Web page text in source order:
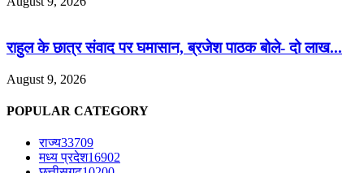
राहुल के छात्र संवाद पर घमासान, ब्रजेश पाठक बोले- दो लाख...
August 9, 2026
POPULAR CATEGORY
राज्य33709
मध्य प्रदेश16902